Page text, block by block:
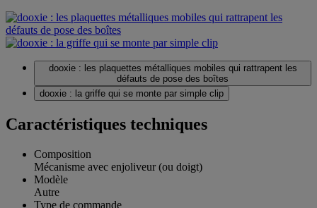
dooxie : les plaquettes métalliques mobiles qui rattrapent les
défauts de pose des boîtes
dooxie : la griffe qui se monte par simple clip
Caractéristiques techniques
Composition
Mécanisme avec enjoliveur (ou doigt)
Modèle
Autre
Type de commande